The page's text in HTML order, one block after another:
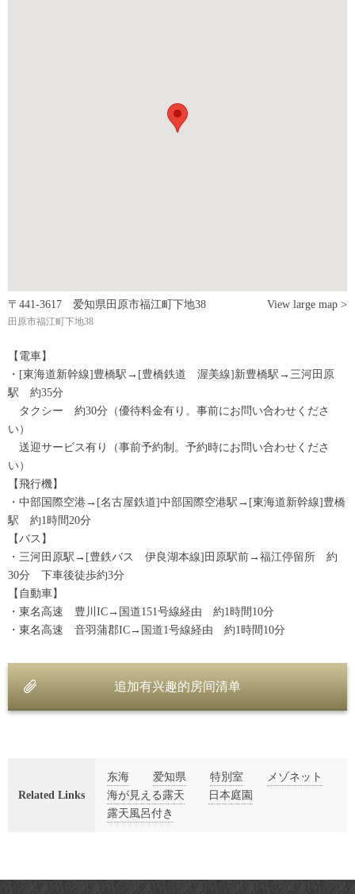
View large map >
〒441-3617 爱知県田原市福江町下地38
田原市福江町下地38
【電車】
・[東海道新幹線]豊橋駅→[豊橋鉄道 渥美線]新豊橋駅→三河田原
駅 約35分
タクシー 約30分（優待料金有り。事前にお問い合わせくださ
い）
送迎サービス有り（事前予約制。予約時にお問い合わせくださ
い）
【飛行機】
・中部国際空港→[名古屋鉄道]中部国際空港駅→[東海道新幹線]豊橋
駅 約1時間20分
【バス】
・三河田原駅→[豊鉄バス 伊良湖本線]田原駅前→福江停留所 約
30分 下車後徒歩約3分
【自動車】
・東名高速 豊川IC→国道151号線経由 約1時間10分
・東名高速 音羽蒲郡IC→国道1号線経由 約1時間10分
追加有兴趣的房间清单
Related Links
东海 爱知県 特別室
メゾネット
海が見える露天
日本庭園
露天風呂付き